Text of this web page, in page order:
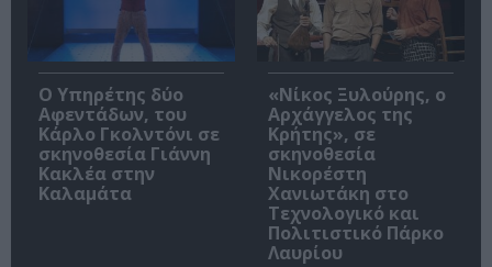
Ο Υπηρέτης δύο
Αφεντάδων, του
Κάρλο Γκολντόνι σε
σκηνοθεσία Γιάννη
Κακλέα στην
Καλαμάτα
«Νίκος Ξυλούρης, ο
Αρχάγγελος της
Κρήτης», σε
σκηνοθεσία
Νικορέστη
Χανιωτάκη στο
Τεχνολογικό και
Πολιτιστικό Πάρκο
Λαυρίου